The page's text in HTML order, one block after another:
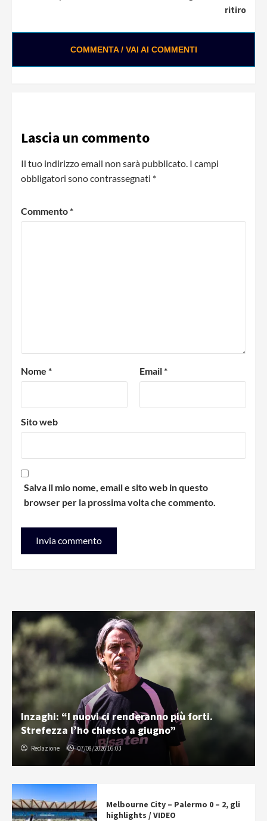
ritiro
COMMENTA / VAI AI COMMENTI
Lascia un commento
Il tuo indirizzo email non sarà pubblicato. I campi
obbligatori sono contrassegnati *
Commento*
Nome * Email*
Sito web
Salva il mio nome, email e sito web in questo
browser per la prossima volta che commento.
Inzaghi: “I nuovi ci renderanno più forti.
Strefezza l’ho chiesto a giugno”
Redazione 07/08/2026 16:03
Melbourne City – Palermo 0 – 2, gli
highlights / VIDEO